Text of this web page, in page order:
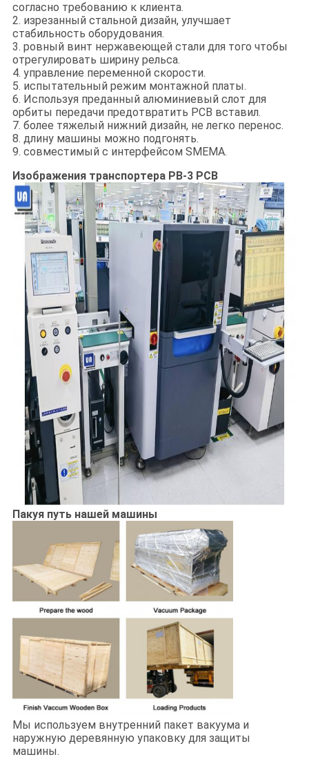
согласно требованию к клиента.
2. изрезанный стальной дизайн, улучшает
стабильность оборудования.
3. ровный винт нержавеющей стали для того чтобы
отрегулировать ширину рельса.
4. управление переменной скорости.
5. испытательный режим монтажной платы.
6. Используя преданный алюминиевый слот для
орбиты передачи предотвратить PCB вставил.
7. более тяжелый нижний дизайн, не легко перенос.
8. длину машины можно подгонять.
9. совместимый с интерфейсом SMEMA.
Изображения транспортера PB-3 PCB
Пакуя путь нашей машины
Мы используем внутренний пакет вакуума и
наружную деревянную упаковку для защиты
машины.